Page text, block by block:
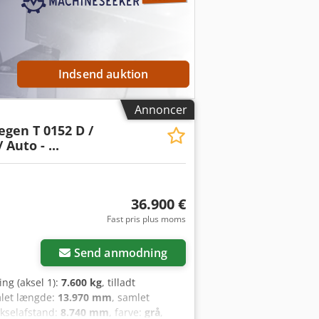
tjenester • Sikkerheden ved
for særlige tilbud og en komplet liste
Beregn hurtigt din leasingrate
europæiske garantipakke.
Indsend auktion
Annoncer
T 0152 D /
Auto - ...
36.900 €
Fast pris plus moms
Send anmodning
(aksel 1): 7.600 kg, tilladt
længde: 13.970 mm, samlet
8.740 mm, farve: grå,